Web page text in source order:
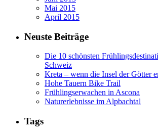
Mai 2015
April 2015
Neuste Beiträge
Die 10 schönsten
Schweiz
Kreta – wenn die Insel der Götter
Hohe Tauern Bike Trail
Frühlingserwachen in Ascona
Naturerlebnisse im Alpbachtal
Tags